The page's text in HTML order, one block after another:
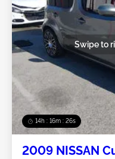
14h : 16m : 23s
Swipe to
2009 NISSAN